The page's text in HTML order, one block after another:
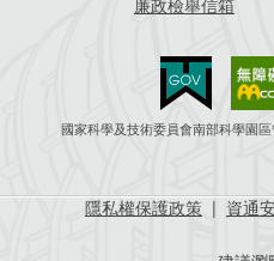
廉政檢舉信箱
國家科學及技術委員會南部科學園
隱私權保護政策 | 資通